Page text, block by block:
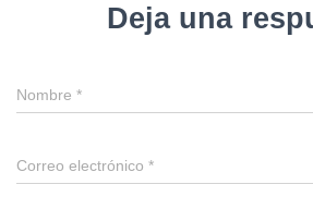
Deja una
Nombre *
Correo electrónico *